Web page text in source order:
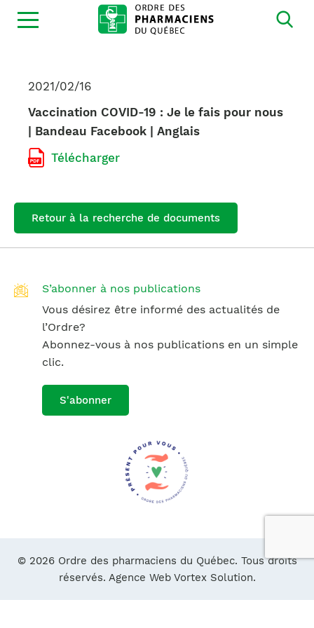
Ouvrir
la
2021/02/16
Vaccination COVID-19 : Je le fais pour nous
| Bandeau Facebook | Anglais
Télécharger
Retour à la recherche de documents
S’abonner à nos publications
Vous désirez être informé des actualités de
l’Ordre?
Abonnez-vous à nos publications en un simple
clic.
S'abonner
© 2026 Ordre des pharmaciens du Québec. Tous droits
réservés. Agence Web Vortex Solution.